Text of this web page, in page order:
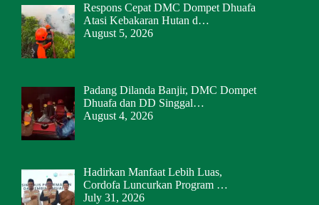
Respons Cepat DMC Dompet Dhuafa
Atasi Kebakaran Hutan d…
August 5, 2026
Padang Dilanda Banjir, DMC Dompet
Dhuafa dan DD Singgal…
August 4, 2026
Hadirkan Manfaat Lebih Luas,
Cordofa Luncurkan Program …
July 31, 2026